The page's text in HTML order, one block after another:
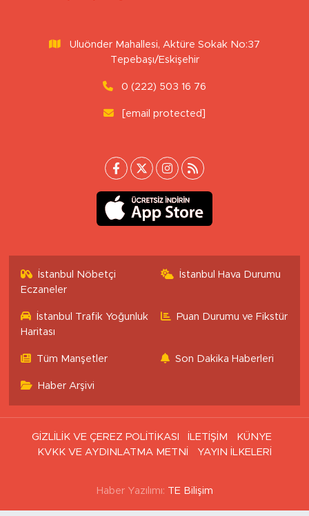
Uluönder Mahallesi, Aktüre Sokak No:37
Tepebaşı/Eskişehir
0 (222) 503 16 76
[email protected]
İstanbul Nöbetçi
Eczaneler
İstanbul Hava Durumu
İstanbul Trafik Yoğunluk
Haritası
Puan Durumu ve Fikstür
Tüm Manşetler Son Dakika Haberleri
Haber Arşivi
GİZLİLİK VE ÇEREZ POLİTİKASI İLETİŞİM
KÜNYE
KVKK VE AYDINLATMA METNİ
YAYIN İLKELERİ
Haber Yazılımı: TE Bilişim